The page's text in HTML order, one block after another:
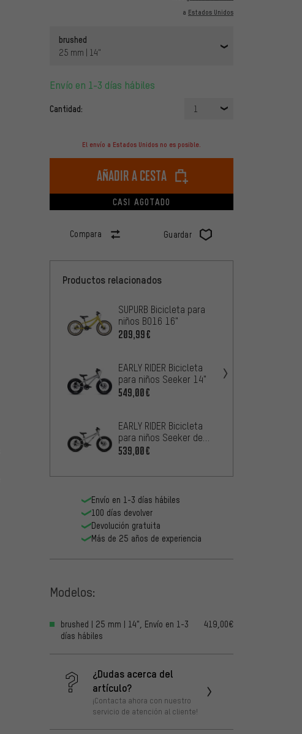
a Estados Unidos
brushed
25 mm | 14"
Envío en 1-3 días hábiles
Cantidad: 1
El envío a Estados Unidos no es posible.
Añadir a cesta
CASI AGOTADO
Compara Guardar
Productos relacionados
SUPURB Bicicleta para
niños BO16 16"
209,99€
EARLY RIDER Bicicleta
para niños Seeker 14"
549,00€
EARLY RIDER Bicicleta
para niños Seeker de
16"
539,00€
Envío en 1-3 días hábiles
100 días devolver
Devolución gratuita
Más de 25 años de experiencia
Modelos:
brushed | 25 mm | 14", Envío en 1-3
días hábiles
419,00€
¿Dudas acerca del
artículo?
¡Contacta ahora con nuestro
servicio de atención al cliente!